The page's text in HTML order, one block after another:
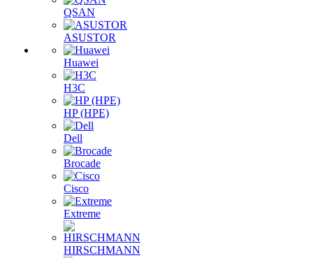
QSAN
ASUSTOR
Huawei
H3C
HP (HPE)
Dell
Brocade
Cisco
Extreme
HIRSCHMANN